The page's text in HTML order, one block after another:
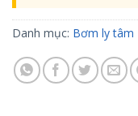
Danh mục: Bơm ly tâm